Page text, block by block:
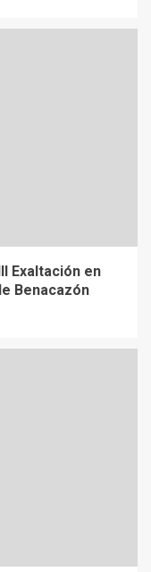
Exaltación en
Benacazón